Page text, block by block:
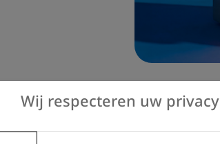
Wij respecteren uw privacy